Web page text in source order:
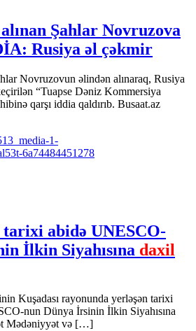
Şahlar Novruzova
Rusiya əl çəkmir
Novruzovun əlindən alınaraq, Rusiya
“Tuapse Dəniz Kommersiya
qarşı iddia qaldırıb. Busaat.az
abidə UNESCO-
İlkin Siyahısına daxil
Kuşadası rayonunda yerləşən tarixi
nun Dünya İrsinin İlkin Siyahısına
Mədəniyyət və […]